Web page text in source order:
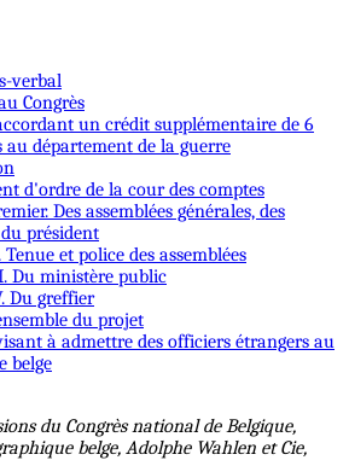
verbal
Congrès
un crédit supplémentaire de 6
département de la guerre
d'ordre de la cour des comptes
Des assemblées générales, des
président
et police des assemblées
Du ministère public
Du greffier
du projet
à admettre des officiers étrangers au
belge
du Congrès national de Belgique,
belge, Adolphe Wahlen et Cie,